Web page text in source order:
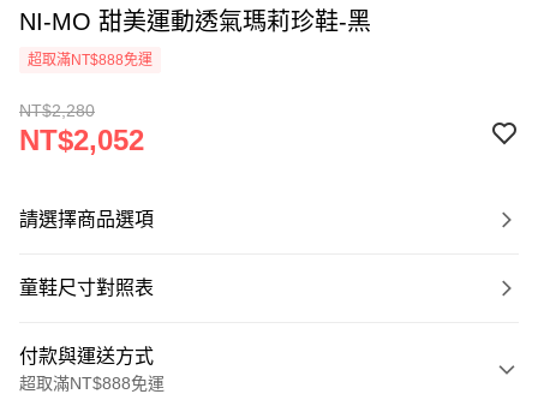
NI-MO 甜美運動透氣瑪莉珍鞋-黑
超取滿NT$888免運
NT$2,280
NT$2,052
請選擇商品選項
童鞋尺寸對照表
付款與運送方式
超取滿NT$888免運